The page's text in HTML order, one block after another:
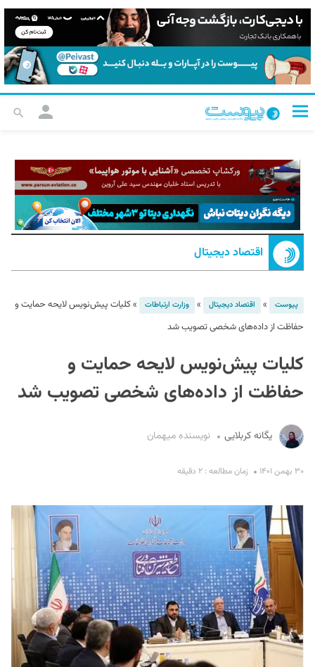
اقتصاد دیجیتال
پیوست » اقتصاد دیجیتال » وزارت ارتباطات »کلیات پیش‌نویس لایحه حمایت و
حفاظت از داده‌های شخصی تصویب شد
کلیات پیش‌نویس لایحه حمایت و
حفاظت از داده‌های شخصی تصویب شد
یگانه کربلایی نویسنده میهمان
۳۰ بهمن ۱۴۰۱ زمان مطالعه : ۲ دقیقه